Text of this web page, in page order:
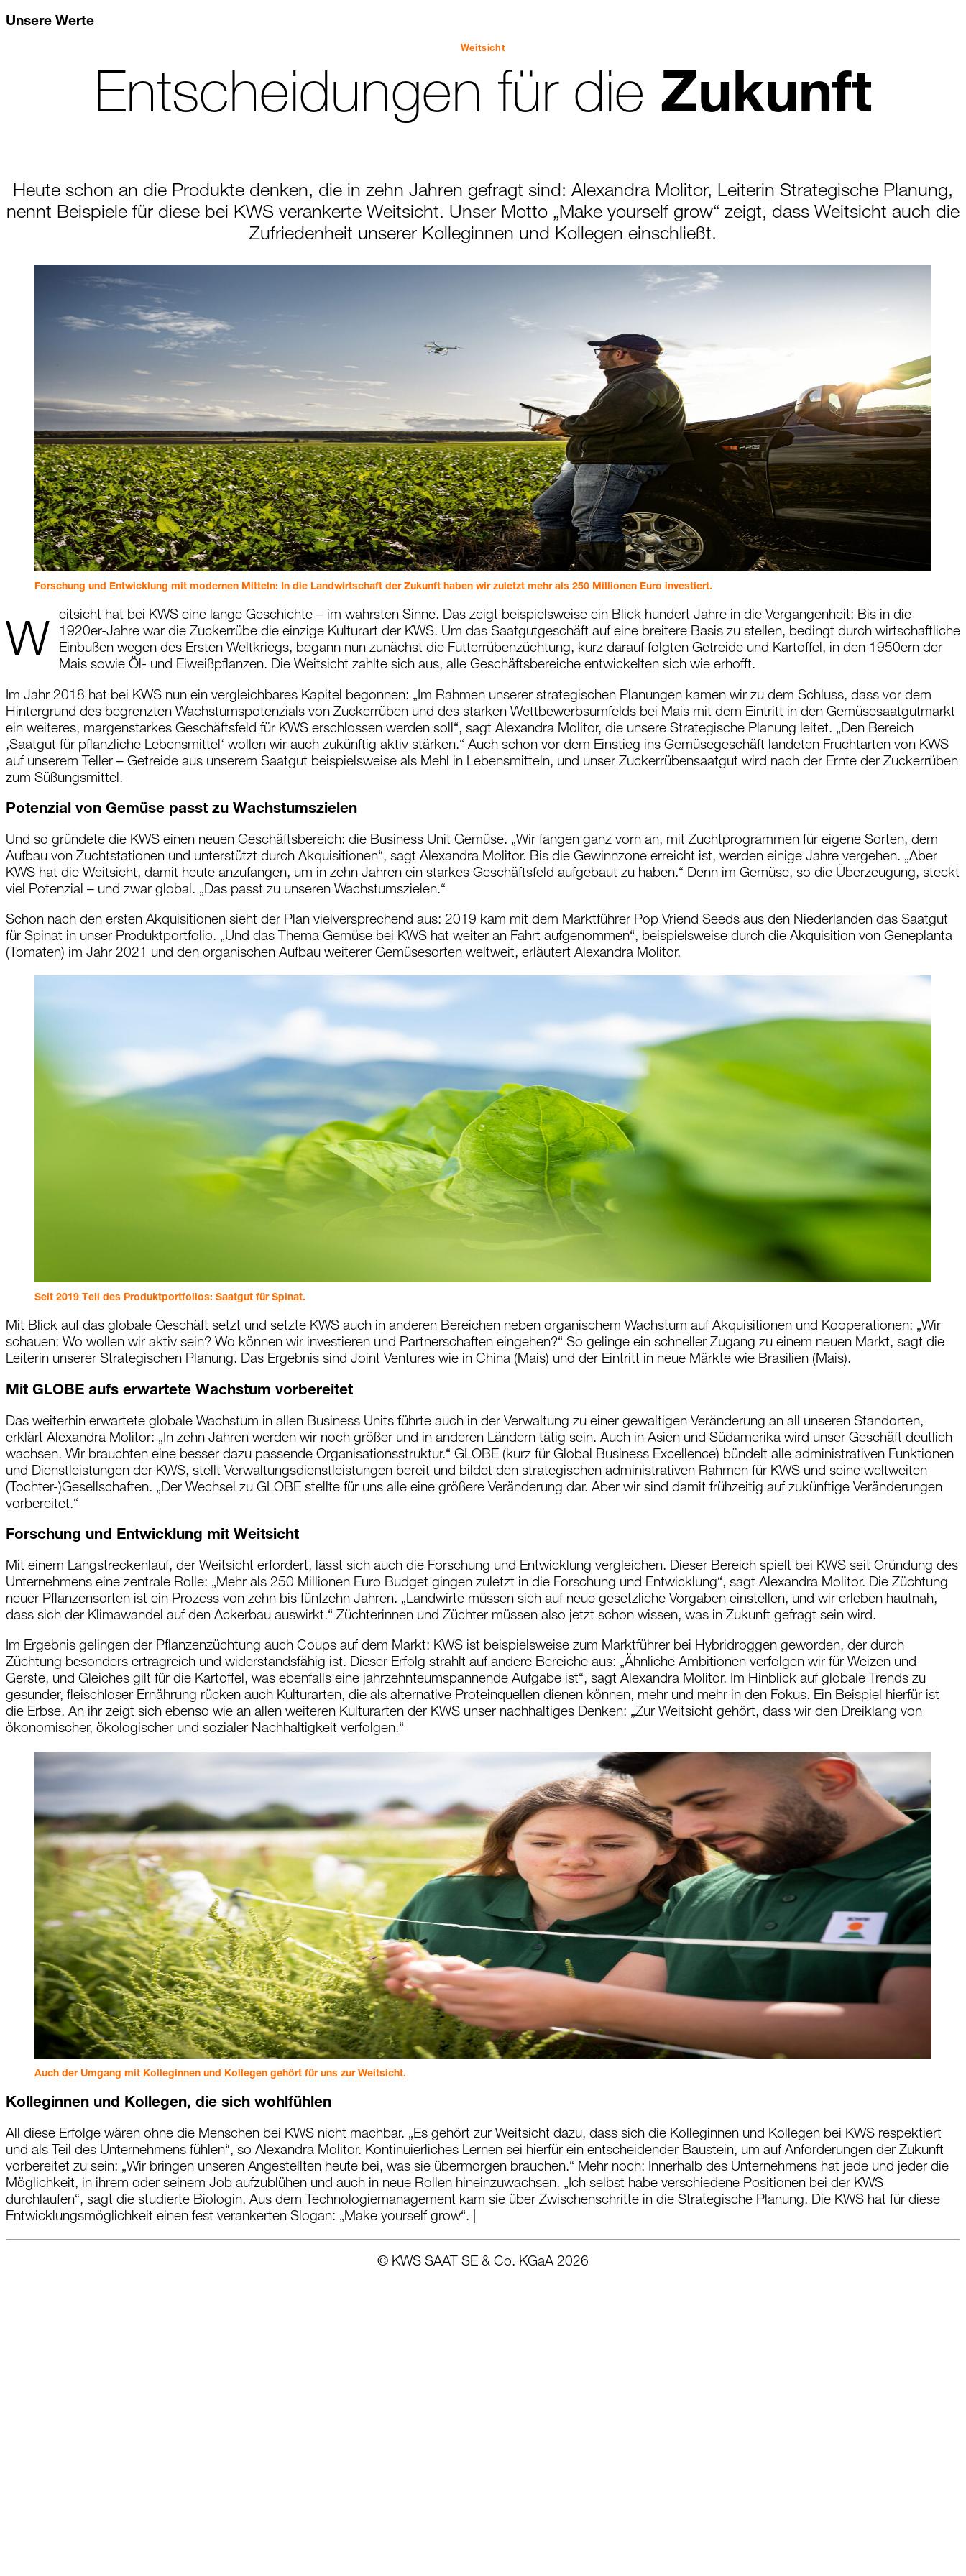
Unsere Werte
Weitsicht
Entscheidungen für die Zukunft
Heute schon an die Produkte denken, die in zehn Jahren gefragt sind: Alexandra Molitor, Leiterin Strategische Planung,
nennt Beispiele für diese bei KWS verankerte Weitsicht. Unser Motto „Make yourself grow“ zeigt, dass Weitsicht auch die
Zufriedenheit unserer Kolleginnen und Kollegen einschließt.
Forschung und Entwicklung mit modernen Mitteln: In die Landwirtschaft der Zukunft haben wir zuletzt mehr als 250 Millionen Euro investiert.
W
eitsicht hat bei KWS eine lange Geschichte – im wahrsten Sinne. Das zeigt beispielsweise ein Blick hundert Jahre in die Vergangenheit: Bis in die
1920er-Jahre war die Zuckerrübe die einzige Kulturart der KWS. Um das Saatgutgeschäft auf eine breitere Basis zu stellen, bedingt durch wirtschaftliche
Einbußen wegen des Ersten Weltkriegs, begann nun zunächst die Futterrübenzüchtung, kurz darauf folgten Getreide und Kartoffel, in den 1950ern der
Mais sowie Öl- und Eiweißpflanzen. Die Weitsicht zahlte sich aus, alle Geschäftsbereiche entwickelten sich wie erhofft.
Im Jahr 2018 hat bei KWS nun ein vergleichbares Kapitel begonnen: „Im Rahmen unserer strategischen Planungen kamen wir zu dem Schluss, dass vor dem
Hintergrund des begrenzten Wachstumspotenzials von Zuckerrüben und des starken Wettbewerbsumfelds bei Mais mit dem Eintritt in den Gemüsesaatgutmarkt
ein weiteres, margenstarkes Geschäftsfeld für KWS erschlossen werden soll“, sagt Alexandra Molitor, die unsere Strategische Planung leitet. „Den Bereich
‚Saatgut für pflanzliche Lebensmittel‘ wollen wir auch zukünftig aktiv stärken.“ Auch schon vor dem Einstieg ins Gemüsegeschäft landeten Fruchtarten von KWS
auf unserem Teller – Getreide aus unserem Saatgut beispielsweise als Mehl in Lebensmitteln, und unser Zuckerrübensaatgut wird nach der Ernte der Zuckerrüben
zum Süßungsmittel.
Potenzial von Gemüse passt zu Wachstumszielen
Und so gründete die KWS einen neuen Geschäftsbereich: die Business Unit Gemüse. „Wir fangen ganz vorn an, mit Zuchtprogrammen für eigene Sorten, dem
Aufbau von Zuchtstationen und unterstützt durch Akquisitionen“, sagt Alexandra Molitor. Bis die Gewinnzone erreicht ist, werden einige Jahre vergehen. „Aber
KWS hat die Weitsicht, damit heute anzufangen, um in zehn Jahren ein starkes Geschäftsfeld aufgebaut zu haben.“ Denn im Gemüse, so die Überzeugung, steckt
viel Potenzial – und zwar global. „Das passt zu unseren Wachstumszielen.“
Schon nach den ersten Akquisitionen sieht der Plan vielversprechend aus: 2019 kam mit dem Marktführer Pop Vriend Seeds aus den Niederlanden das Saatgut
für Spinat in unser Produktportfolio. „Und das Thema Gemüse bei KWS hat weiter an Fahrt aufgenommen“, beispielsweise durch die Akquisition von Geneplanta
(Tomaten) im Jahr 2021 und den organischen Aufbau weiterer Gemüsesorten weltweit, erläutert Alexandra Molitor.
Seit 2019 Teil des Produktportfolios: Saatgut für Spinat.
Mit Blick auf das globale Geschäft setzt und setzte KWS auch in anderen Bereichen neben organischem Wachstum auf Akquisitionen und Kooperationen: „Wir
schauen: Wo wollen wir aktiv sein? Wo können wir investieren und Partnerschaften eingehen?“ So gelinge ein schneller Zugang zu einem neuen Markt, sagt die
Leiterin unserer Strategischen Planung. Das Ergebnis sind Joint Ventures wie in China (Mais) und der Eintritt in neue Märkte wie Brasilien (Mais).
Mit GLOBE aufs erwartete Wachstum vorbereitet
Das weiterhin erwartete globale Wachstum in allen Business Units führte auch in der Verwaltung zu einer gewaltigen Veränderung an all unseren Standorten,
erklärt Alexandra Molitor: „In zehn Jahren werden wir noch größer und in anderen Ländern tätig sein. Auch in Asien und Südamerika wird unser Geschäft deutlich
wachsen. Wir brauchten eine besser dazu passende Organisationsstruktur.“ GLOBE (kurz für Global Business Excellence) bündelt alle administrativen Funktionen
und Dienstleistungen der KWS, stellt Verwaltungsdienstleistungen bereit und bildet den strategischen administrativen Rahmen für KWS und seine weltweiten
(Tochter-)Gesellschaften. „Der Wechsel zu GLOBE stellte für uns alle eine größere Veränderung dar. Aber wir sind damit frühzeitig auf zukünftige Veränderungen
vorbereitet.“
Forschung und Entwicklung mit Weitsicht
Mit einem Langstreckenlauf, der Weitsicht erfordert, lässt sich auch die Forschung und Entwicklung vergleichen. Dieser Bereich spielt bei KWS seit Gründung des
Unternehmens eine zentrale Rolle: „Mehr als 250 Millionen Euro Budget gingen zuletzt in die Forschung und Entwicklung“, sagt Alexandra Molitor. Die Züchtung
neuer Pflanzensorten ist ein Prozess von zehn bis fünfzehn Jahren. „Landwirte müssen sich auf neue gesetzliche Vorgaben einstellen, und wir erleben hautnah,
dass sich der Klimawandel auf den Ackerbau auswirkt.“ Züchterinnen und Züchter müssen also jetzt schon wissen, was in Zukunft gefragt sein wird.
Im Ergebnis gelingen der Pflanzenzüchtung auch Coups auf dem Markt: KWS ist beispielsweise zum Marktführer bei Hybridroggen geworden, der durch
Züchtung besonders ertragreich und widerstandsfähig ist. Dieser Erfolg strahlt auf andere Bereiche aus: „Ähnliche Ambitionen verfolgen wir für Weizen und
Gerste, und Gleiches gilt für die Kartoffel, was ebenfalls eine jahrzehnteumspannende Aufgabe ist“, sagt Alexandra Molitor. Im Hinblick auf globale Trends zu
gesunder, fleischloser Ernährung rücken auch Kulturarten, die als alternative Proteinquellen dienen können, mehr und mehr in den Fokus. Ein Beispiel hierfür ist
die Erbse. An ihr zeigt sich ebenso wie an allen weiteren Kulturarten der KWS unser nachhaltiges Denken: „Zur Weitsicht gehört, dass wir den Dreiklang von
ökonomischer, ökologischer und sozialer Nachhaltigkeit verfolgen.“
Auch der Umgang mit Kolleginnen und Kollegen gehört für uns zur Weitsicht.
Kolleginnen und Kollegen, die sich wohlfühlen
All diese Erfolge wären ohne die Menschen bei KWS nicht machbar. „Es gehört zur Weitsicht dazu, dass sich die Kolleginnen und Kollegen bei KWS respektiert
und als Teil des Unternehmens fühlen“, so Alexandra Molitor. Kontinuierliches Lernen sei hierfür ein entscheidender Baustein, um auf Anforderungen der Zukunft
vorbereitet zu sein: „Wir bringen unseren Angestellten heute bei, was sie übermorgen brauchen.“ Mehr noch: Innerhalb des Unternehmens hat jede und jeder die
Möglichkeit, in ihrem oder seinem Job aufzublühen und auch in neue Rollen hineinzuwachsen. „Ich selbst habe verschiedene Positionen bei der KWS
durchlaufen“, sagt die studierte Biologin. Aus dem Technologiemanagement kam sie über Zwischenschritte in die Strategische Planung. Die KWS hat für diese
Entwicklungsmöglichkeit einen fest verankerten Slogan: „Make yourself grow“. |
© KWS SAAT SE & Co. KGaA 2026